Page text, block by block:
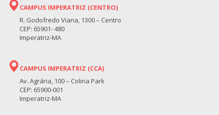
CAMPUS IMPERATRIZ (CENTRO)
R. Godofredo Viana, 1300 – Centro
CEP: 65901- 480
Imperatriz-MA
CAMPUS IMPERATRIZ (CCA)
Av. Agrária, 100 – Colina Park
CEP: 65900-001
Imperatriz-MA